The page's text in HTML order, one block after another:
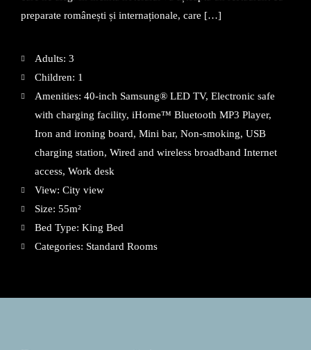
preparate românești și internaționale, care […]
Adults: 3
Children: 1
Amenities: 40-inch Samsung® LED TV, Electronic safe
with charging facility, iHome™ Bluetooth MP3 Player,
Iron and ironing board, Mini bar, Non-smoking, USB
charging station, Wired and wireless broadband Internet
access, Work desk
View: City view
Size: 55m²
Bed Type: King Bed
Categories: Standard Rooms